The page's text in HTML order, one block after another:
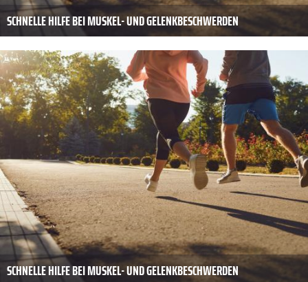
SCHNELLE HILFE BEI MUSKEL- UND GELENKBESCHWERDEN
SCHNELLE HILFE BEI MUSKEL- UND GELENKBESCHWERDEN